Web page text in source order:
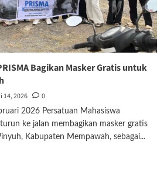
Bagikan Masker Gratis untuk
14, 2026 0
2026 Persatuan Mahasiswa
ke jalan membagikan masker gratis
Kabupaten Mempawah, sebagai...